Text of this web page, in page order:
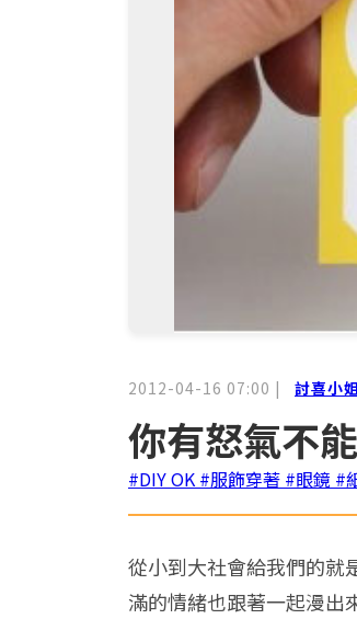
2012-04-16 07:00 | 討喜小
你有怒氣不
#DIY OK#服飾穿著 #眼鏡 #
從小到大社會給我們的就
滿的情緒也跟著一起漫出